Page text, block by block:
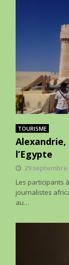
TOURISME
l’Egypte
29 septembre
Les participants
journalistes
au…